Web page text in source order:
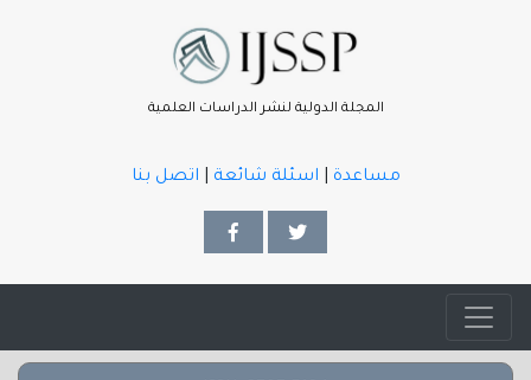
المجلة الدولية لنشر الدراسات العلمية
مساعدة اسئلة شائعة اتصل بنا